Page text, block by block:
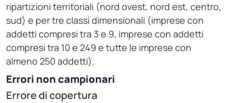
ripartizioni territoriali (nord ovest, nord est, centro,
sud) e per tre classi dimensionali (imprese con
addetti compresi tra 3 e 9, imprese con addetti
compresi tra 10 e 249 e tutte le imprese con
almeno 250 addetti).
Errori non campionari
Errore di copertura